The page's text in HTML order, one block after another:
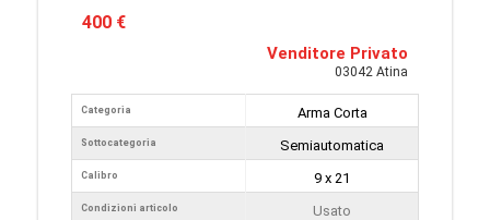
400 €
Venditore Privato
03042 Atina
Categoria
Sottocategoria
Calibro
Condizioni articolo
Arma Corta
Semiautomatica
9 x 21
Usato